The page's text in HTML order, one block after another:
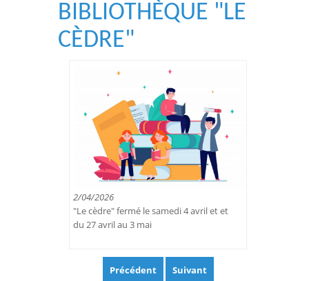
BIBLIOTHÈQUE "LE
CÈDRE"
2/04/2026
"Le cèdre" fermé le samedi 4 avril et et
du 27 avril au 3 mai
Précédent Suivant